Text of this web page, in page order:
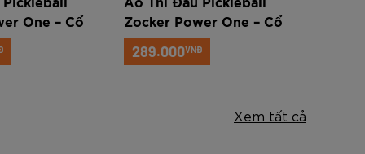
One – Cổ
Áo Thi Đấu Pickleball
Zocker Power One – Cổ
tròn – Hồng
289.000VNĐ
Xem tất cả